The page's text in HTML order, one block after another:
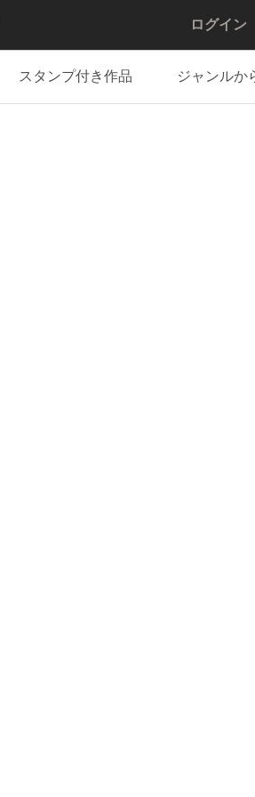
ログイン
スタンプ付き作品 ジャンルか